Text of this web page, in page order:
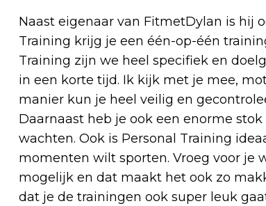
Naast eigenaar van FitmetDylan is hij
Training krijg je een één-op-één
Training zijn we heel specifiek en
in een korte tijd. Ik kijk met je mee,
manier kun je heel veilig en
Daarnaast heb je ook een enorme
wachten. Ook is Personal Training
momenten wilt sporten. Vroeg voor je
mogelijk en dat maakt het ook zo
dat je de trainingen ook super leuk